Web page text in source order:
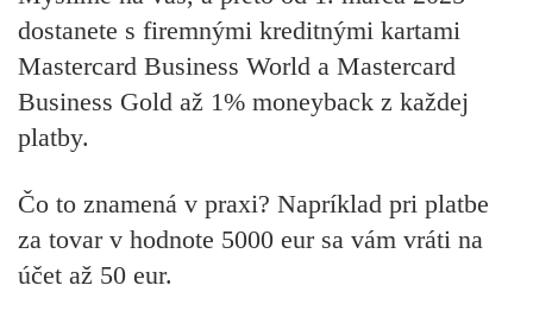
dostanete s firemnými kreditnými kartami
Mastercard Business World a Mastercard
Business Gold až 1% moneyback z každej
platby.
Čo to znamená v praxi? Napríklad pri platbe
za tovar v hodnote 5000 eur sa vám vráti na
účet až 50 eur.